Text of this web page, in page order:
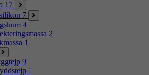
17
7
4
2
1
9
1